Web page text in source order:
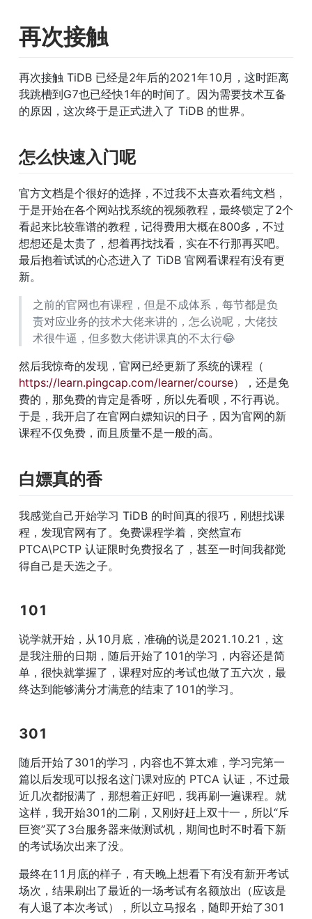
再次接触
再次接触 TiDB 已经是2年后的2021年10月，这时距离
我跳槽到G7也已经快1年的时间了。因为需要技术互备
的原因，这次终于是正式进入了 TiDB 的世界。
怎么快速入门呢
官方文档是个很好的选择，不过我不太喜欢看纯文档，
于是开始在各个网站找系统的视频教程，最终锁定了2个
看起来比较靠谱的教程，记得费用大概在800多，不过
想想还是太贵了，想着再找找看，实在不行那再买吧。
最后抱着试试的心态进入了 TiDB 官网看课程有没有更
新。
之前的官网也有课程，但是不成体系，每节都是负
责对应业务的技术大佬来讲的，怎么说呢，大佬技
术很牛逼，但多数大佬讲课真的不太行😂
然后我惊奇的发现，官网已经更新了系统的课程（
https://learn.pingcap.com/learner/course），还是免
费的，那免费的肯定是香呀，所以先看呗，不行再说。
于是，我开启了在官网白嫖知识的日子，因为官网的新
课程不仅免费，而且质量不是一般的高。
白嫖真的香
我感觉自己开始学习 TiDB 的时间真的很巧，刚想找课
程，发现官网有了。免费课程学着，突然宣布
PTCA\PCTP 认证限时免费报名了，甚至一时间我都觉
得自己是天选之子。
101
说学就开始，从10月底，准确的说是2021.10.21，这
是我注册的日期，随后开始了101的学习，内容还是简
单，很快就掌握了，课程对应的考试也做了五六次，最
终达到能够满分才满意的结束了101的学习。
301
随后开始了301的学习，内容也不算太难，学习完第一
篇以后发现可以报名这门课对应的 PTCA 认证，不过最
近几次都报满了，那想着正好吧，我再刷一遍课程。就
这样，我开始301的二刷，又刚好赶上双十一，所以“斥
巨资”买了3台服务器来做测试机，期间也时不时看下新
的考试场次出来了没。
最终在11月底的样子，有天晚上想看下有没有新开考试
场次，结果刷出了最近的一场考试有名额放出（应该是
有人退了本次考试），所以立马报名，随即开始了301